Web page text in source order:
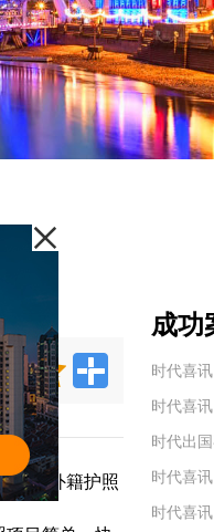
解到外籍护照
成功
时代喜